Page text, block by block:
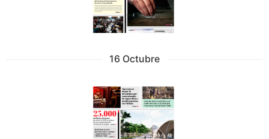
16 Octubre